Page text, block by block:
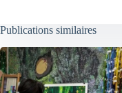
Publications similaires